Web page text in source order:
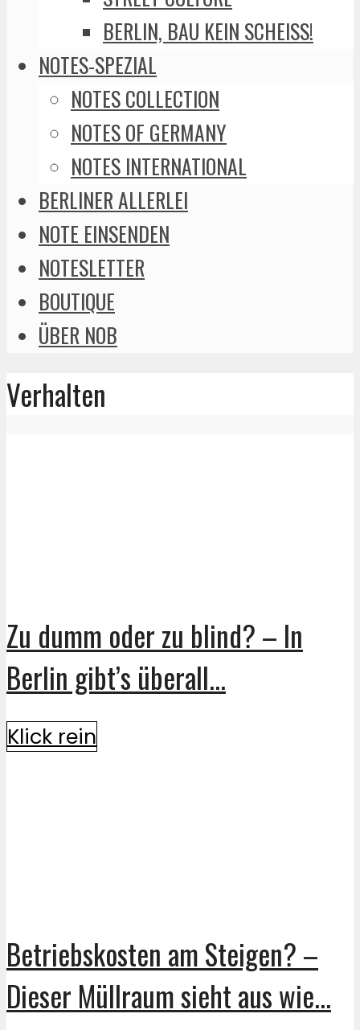
BERLIN, BAU KEIN SCHEISS!
NOTES-SPEZIAL
NOTES COLLECTION
NOTES OF GERMANY
NOTES INTERNATIONAL
BERLINER ALLERLEI
NOTE EINSENDEN
NOTESLETTER
BOUTIQUE
ÜBER NOB
Verhalten
Zu dumm oder zu blind? – In
Berlin gibt’s überall...
Klick rein
Betriebskosten am Steigen? –
Dieser Müllraum sieht aus wie...